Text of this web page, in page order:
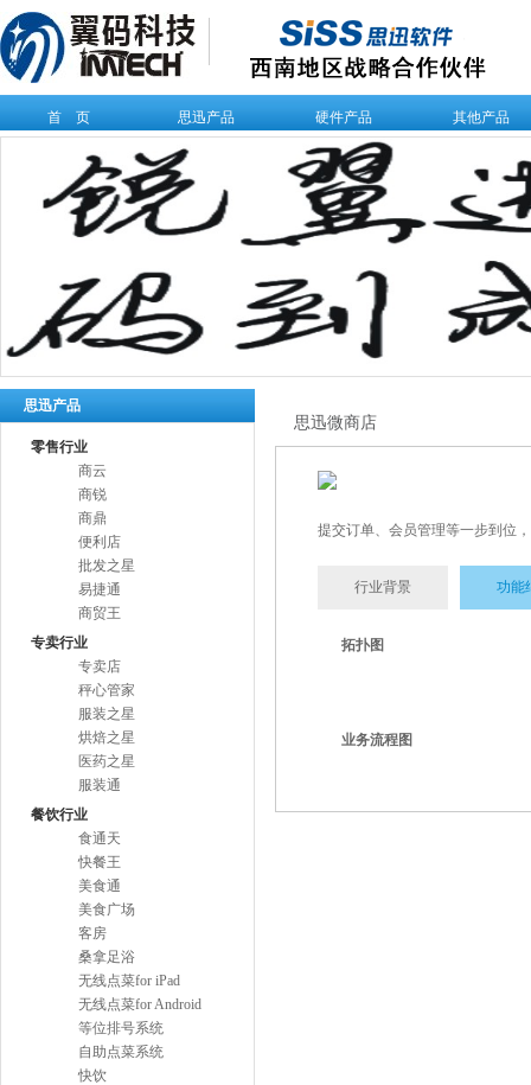
首 页 思迅产品 硬件产品 其他产品
思迅产品
零售行业
商云
商锐
商鼎
便利店
批发之星
易捷通
商贸王
专卖行业
专卖店
秤心管家
服装之星
烘焙之星
医药之星
服装通
餐饮行业
食通天
快餐王
美食通
美食广场
客房
桑拿足浴
无线点菜for iPad
无线点菜for Android
等位排号系统
自助点菜系统
快饮
思迅微商店
提交订单、会员管理等一步到位
行业背景 功能
拓扑图
业务流程图